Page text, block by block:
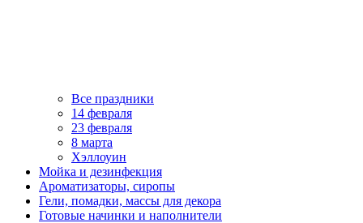
Все праздники
14 февраля
23 февраля
8 марта
Хэллоуин
Мойка и дезинфекция
Ароматизаторы, сиропы
Гели, помадки, массы для декора
Готовые начинки и наполнители